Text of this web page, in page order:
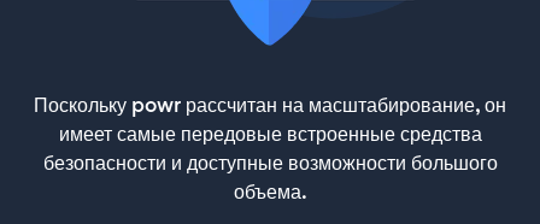
Поскольку powr рассчитан на масштабирование, он
имеет самые передовые встроенные средства
безопасности и доступные возможности большого
объема.